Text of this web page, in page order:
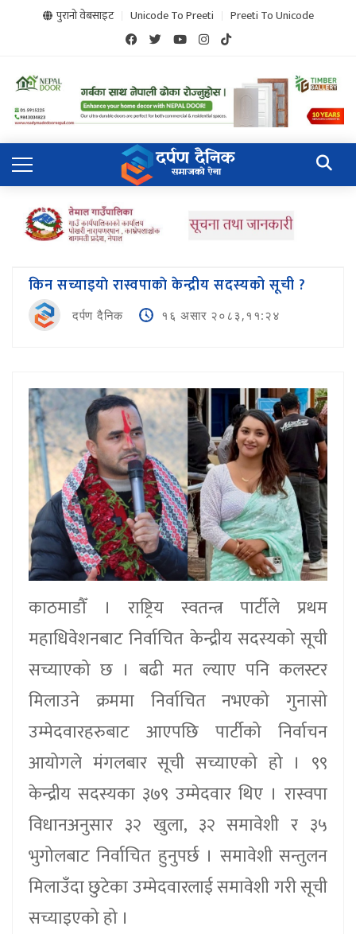
पुरानो वेबसाइट Unicode To Preeti Preeti To Unicode
किन सच्याइयाे रास्वपाकाे केन्द्रीय सदस्यको सूची ?
दर्पण दैनिक १६ असार २०८३,११:२४
काठमाडौँ । राष्ट्रिय स्वतन्त्र पार्टीले प्रथम
महाधिवेशनबाट निर्वाचित केन्द्रीय सदस्यको सूची
सच्याएको छ । बढी मत ल्याए पनि कलस्टर
मिलाउने क्रममा निर्वाचित नभएको गुनासो
उम्मेदवारहरुबाट आएपछि पार्टीको निर्वाचन
आयोगले मंगलबार सूची सच्याएको हो । ९९
केन्द्रीय सदस्यका ३७९ उम्मेदवार थिए । रास्वपा
विधानअनुसार ३२ खुला, ३२ समावेशी र ३५
भुगोलबाट निर्वाचित हुनुपर्छ । समावेशी सन्तुलन
मिलाउँदा छुटेका उम्मेदवारलाई समावेशी गरी सूची
सच्याइएको हो ।